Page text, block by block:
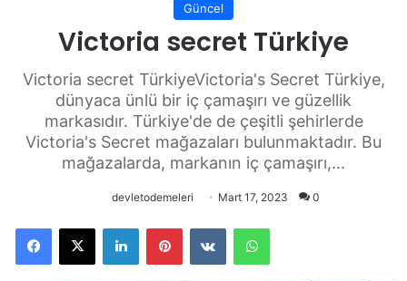
Güncel
Victoria secret Türkiye
Victoria secret TürkiyeVictoria's Secret Türkiye,
dünyaca ünlü bir iç çamaşırı ve güzellik
markasıdır. Türkiye'de de çeşitli şehirlerde
Victoria's Secret mağazaları bulunmaktadır. Bu
mağazalarda, markanın iç çamaşırı,...
devletodemeleri Mart 17, 2023 0